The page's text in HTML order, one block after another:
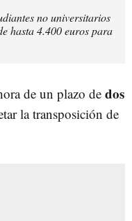
no universitarios
hasta 4.400 euros para
de un plazo dedos
la transposición de